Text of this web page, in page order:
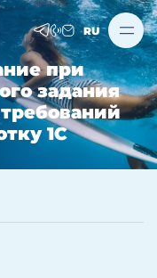
RU
при
задания
1С